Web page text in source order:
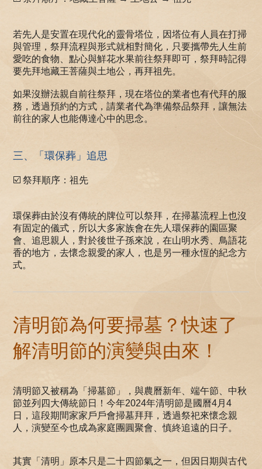
若先人是安置在現代化的靈骨塔位，因塔位有人員在打掃
與管理，祭拜流程與形式就相對簡化，只要攜帶先人生前
愛吃的食物、點心與鮮花水果前往祭拜即可，祭拜時記得
要先拜地藏王菩薩與土地公，再拜祖先。
如果沒辦法親自前往祭拜，現在塔位的業者也有代拜的服
務，透過預約的方式，請業者代為準備祭品祭拜，讓無法
前往的家人也能傳達心中的思念。
三、「環保葬」追思
☑️ 祭拜順序：祖先
環保葬由於沒有傳統的牌位可以祭拜，在掃墓流程上也沒
有固定的儀式，所以大多家族會在先人環保葬的園區聚
會、追思親人，對於後世子孫來說，在山明水秀、鳥語花
香的地方，去懷念親愛的家人，也是另一種永恆的紀念方
式。
清明節為何要掃墓？快速了
解清明節的演變與由來！
清明節又被稱為「掃墓節」，與農曆新年、端午節、中秋
節並列四大傳統節日！今年2024年清明節是國曆4月4
日，這段期間家家戶戶會掃墓拜拜，透過祭祀來懷念親
人，演變至今也成為家庭團圓聚會、慎終追遠的日子。
其實「清明」原本只是二十四節氣之一，但因日期與古代